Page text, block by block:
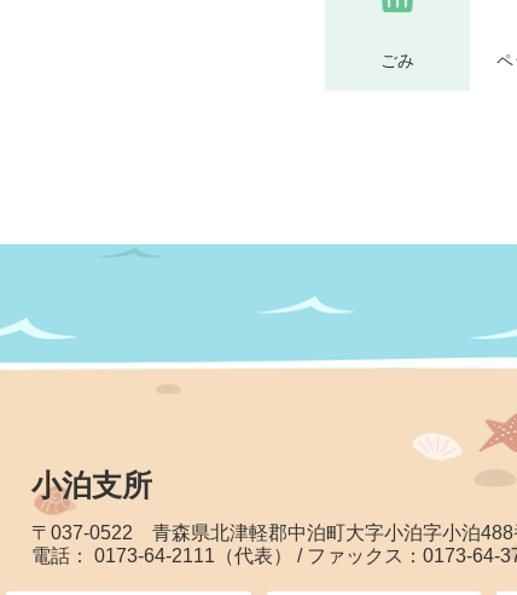
ごみ ペ
小泊支所
〒037-0522 青森県北津軽郡中泊町大字小泊字小泊488
電話： 0173-64-2111（代表） / ファックス：0173-64-